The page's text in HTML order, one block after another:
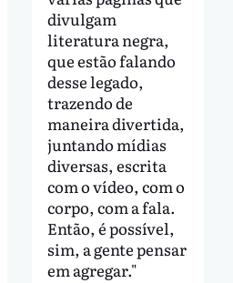
divulgam
literatura negra,
que estão falando
desse legado,
trazendo de
maneira divertida,
juntando mídias
diversas, escrita
com o vídeo, com o
corpo, com a fala.
Então, é possível,
sim, a gente pensar
em agregar."